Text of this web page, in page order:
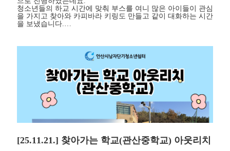
청소년들의 하교 시간에 맞춰 부스를 여니 많은 아이들이 관심
을 가지고 찾아와 카피바라 키링도 만들고 같이 대화하는 시간
을 보냈습니다.…
[25.11.21.] 찾아가는 학교(관산중학교) 아웃리치